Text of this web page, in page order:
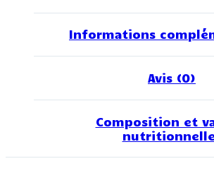
Informations
Avis (0)
Composition et